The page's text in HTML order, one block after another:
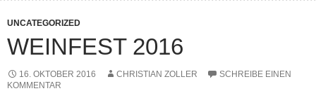
UNCATEGORIZED
WEINFEST 2016
16. OKTOBER 2016 CHRISTIAN ZOLLER
SCHREIBE EINEN
KOMMENTAR